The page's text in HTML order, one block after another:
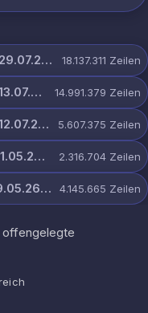
@HARMONYLOGS - FREE LOGS - 29.07.26.zip 18.137.311 Zeilen
@HARMONYLOGS - FREE LOGS - 13.07.26.zip 14.991.379 Zeilen
@HARMONYLOGS - FREE LOGS - 12.07.26.zip 5.607.375 Zeilen
@HARMONYLOGS - FREE LOGS -11.05.26.rar 2.316.704 Zeilen
@HARMONYLOGS - FREE LOGS -9.05.26.rar 4.145.665 Zeilen
offengelegte